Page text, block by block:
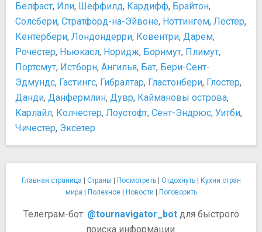
Белфаст, Или, Шеффилд, Кардифф, Брайтон,
Солсбери, Стратфорд-на-Эйвоне, Ноттингем, Лестер,
Кентербери, Лондондерри, Ковентри, Дарем,
Рочестер, Ньюкасл, Норидж, Борнмут, Плимут,
Портсмут, Истборн, Ангилья, Бат, Бери-Сент-
Эдмундс, Гастингс, Гибралтар, Гластонбери, Глостер,
Данди, Данфермлин, Дувр, Каймановы острова,
Карлайл, Колчестер, Лоустофт, Сент-Эндрюс, Уитби,
Чичестер, Эксетер
Главная страница Страны Посмотреть| Отдохнуть|
Кухни стран
мира
Полезное| Новости Поговорить
Телеграм-бот: @tournavigator_botдля быстрого
поиска информации.